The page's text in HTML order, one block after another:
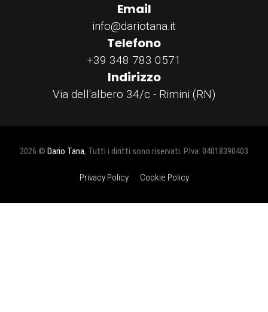
Email
info@dariotana.it
Telefono
+39 348 783 0571
Indirizzo
Via dell'albero 34/c - Rimini (RN)
2026 © Dario Tana, Tutti i diritti sono riservati. P.Iva: 04018390403
Privacy Policy Cookie Policy